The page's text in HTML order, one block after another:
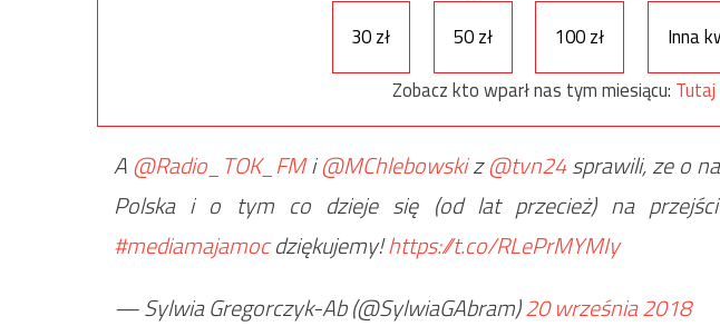
30 zł 50 zł 100 zł
Inna
Zobacz kto wparł nas tym miesiącu: Tutaj
A@Radio_TOK_FMi@MChlebowskiz@tvn24sprawili, ze o
Polska i o tym co dzieje się (od lat przecież) na
#mediamajamocdziękujemy!https://t.co/RLePrMYMIy
— Sylwia Gregorczyk-Ab (@SylwiaGAbram)20 września 2018